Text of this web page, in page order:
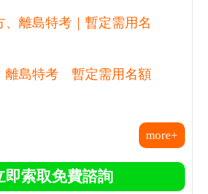
動產學合作甄試 釋出42
名
5項法院組織法修正草
留才
行甄試公告 正備合計425
、離島特考｜暫定需用名